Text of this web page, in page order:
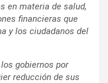
en materia de salud,
financieras que
y los ciudadanos del
gobiernos por
reducción de sus